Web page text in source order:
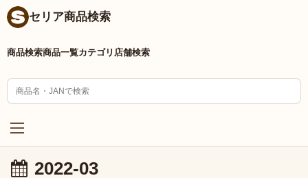
セリア商品検索
商品検索商品一覧カテゴリ 店舗検索
2022-03